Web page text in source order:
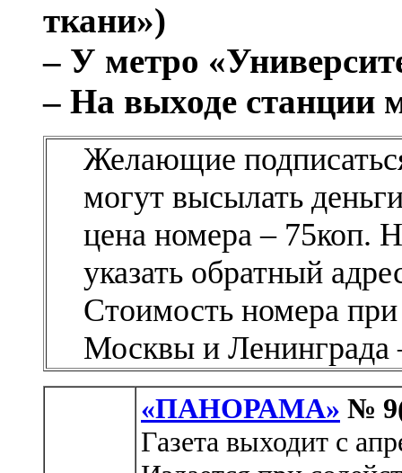
ткани»)
– У метро
– На выходе станции
Желающие
могут высылать
цена номера – 75коп.
указать обратный
Стоимость номера
Москвы и Ленинграда
«ПАНОРАМА» №
Газета выходит с